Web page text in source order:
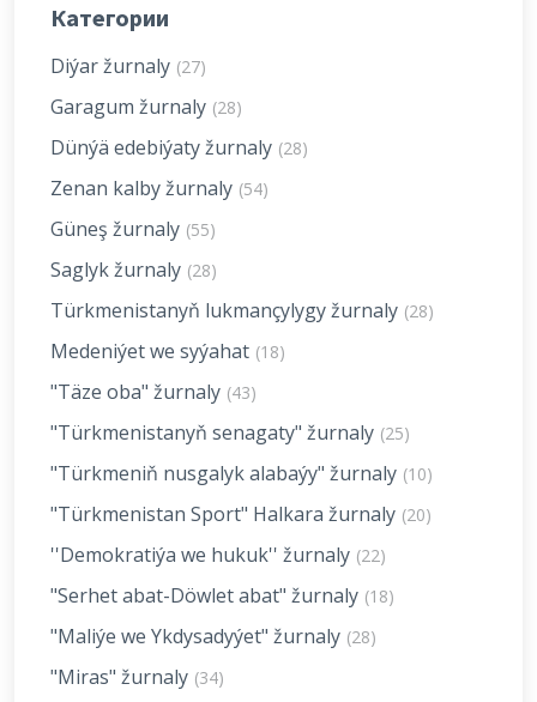
Категории
Diýar žurnaly (27)
Garagum žurnaly (28)
Dünýä edebiýaty žurnaly (28)
Zenan kalby žurnaly (54)
Güneş žurnaly (55)
Saglyk žurnaly (28)
Türkmenistanyň lukmançylygy žurnaly (28)
Medeniýet we syýahat (18)
"Täze oba" žurnaly (43)
"Türkmenistanyň senagaty" žurnaly (25)
"Türkmeniň nusgalyk alabaýy" žurnaly (10)
"Türkmenistan Sport" Halkara žurnaly (20)
''Demokratiýa we hukuk'' žurnaly (22)
"Serhet abat-Döwlet abat" žurnaly (18)
"Maliýe we Ykdysadyýet" žurnaly (28)
"Miras" žurnaly (34)